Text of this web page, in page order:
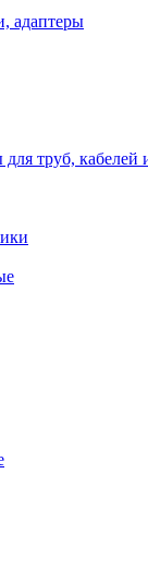
адаптеры
труб, кабелей